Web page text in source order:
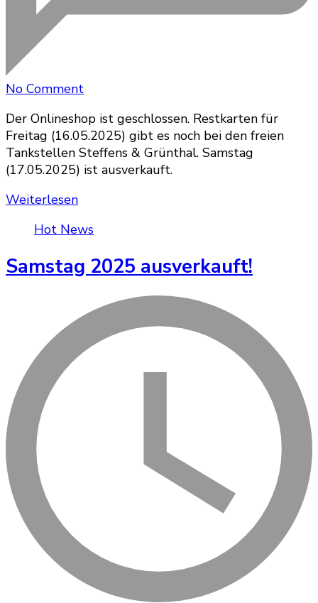
No Comment
geschlossen
Der Onlineshop ist geschlossen. Restkarten für
Freitag (16.05.2025) gibt es noch bei den freien
Tankstellen Steffens & Grünthal. Samstag
(17.05.2025) ist ausverkauft.
Weiterlesen
Hot News
Samstag 2025 ausverkauft!